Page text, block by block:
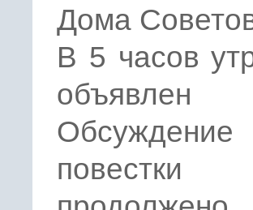
Дома
В 5 часов